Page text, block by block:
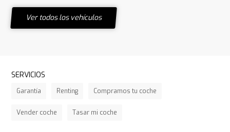
Ver todos los vehículos
SERVICIOS
Garantía Renting Compramos tu coche
Vender coche Tasar mi coche